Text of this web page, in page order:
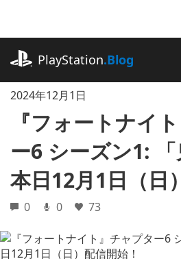
に
ッ
PlayStation.Blog
2024年12月1日
『フォートナイ
ー6 シーズン1:
本日12月1日（日
0 0 73